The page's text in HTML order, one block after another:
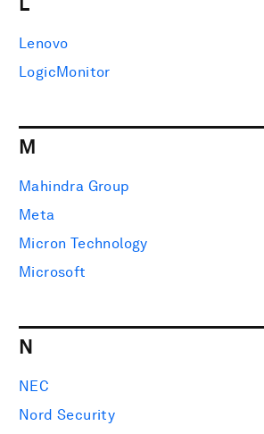
Lenovo
LogicMonitor
M
Mahindra Group
Meta
Micron Technology
Microsoft
N
NEC
Nord Security